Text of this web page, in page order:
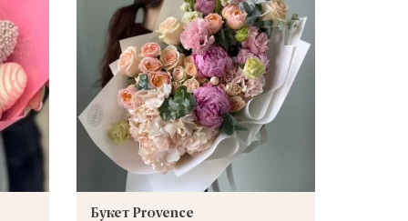
Букет Provence